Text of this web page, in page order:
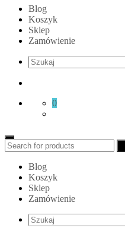
Blog
Koszyk
Sklep
Zamówienie
0
Search
for:
Blog
Koszyk
Sklep
Zamówienie